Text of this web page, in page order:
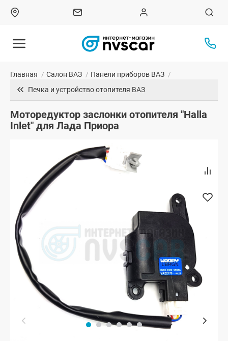
Главная / Салон ВАЗ / Панели приборов ВАЗ /
Печка и устройство отопителя ВАЗ
Моторедуктор заслонки отопителя "Halla
Inlet" для Лада Приора